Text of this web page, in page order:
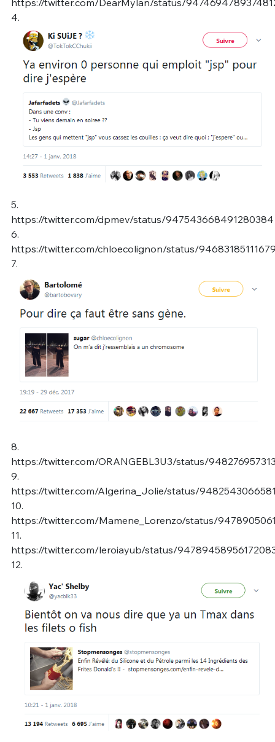
4.
5.
https://twitter.com/dpmev/status/947543668491280384
6.
https://twitter.com/chloecolignon/status/
7.
8.
https://twitter.com/ORANGEBL3U3/status/
9.
https://twitter.com/Algerina_Jolie/status/
10.
https://twitter.com/Mamene_Lorenzo/status/
11.
https://twitter.com/leroiayub/status/
12.